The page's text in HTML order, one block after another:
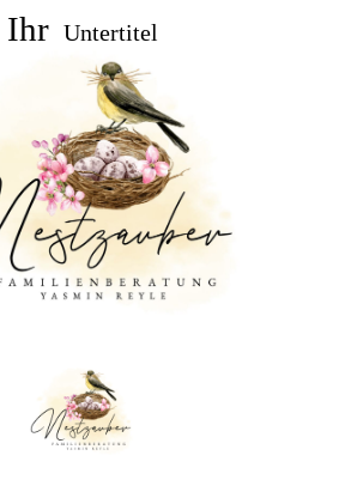
Ihr Untertitel